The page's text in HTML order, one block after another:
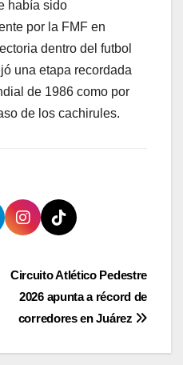
había sido
por la FMF en
dentro del futbol
una etapa recordada
de 1986 como por
de los cachirules.
Circuito Atlético Pedestre
2026 apunta a récord de
corredores en Juárez